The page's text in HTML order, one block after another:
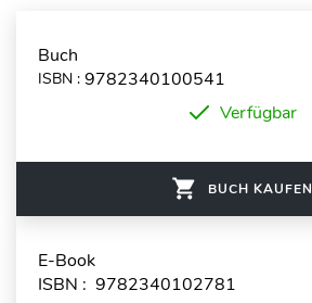
Buch
ISBN : 9782340100541
Verfügbar
BUCH KAUFEN
E-Book
ISBN : 9782340102781